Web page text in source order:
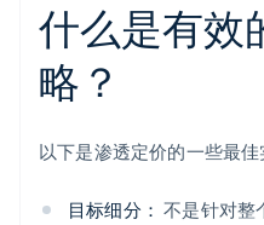
什么是有效
略？
以下是渗透定价的一些最佳
目标细分： 不是针对整